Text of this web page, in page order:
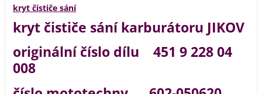
kryt čističe sání
kryt čističe sání karburátoru JIKOV
originální číslo dílu 451 9 228 04
008